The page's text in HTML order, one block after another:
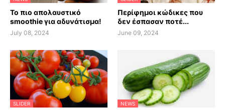
Το πιο απολαυστικό
smoothie για αδυνάτισμα!
July 08, 2024
Περίφημοι κώδικες που
δεν έσπασαν ποτέ...
June 09, 2024
SLIDER NEWS